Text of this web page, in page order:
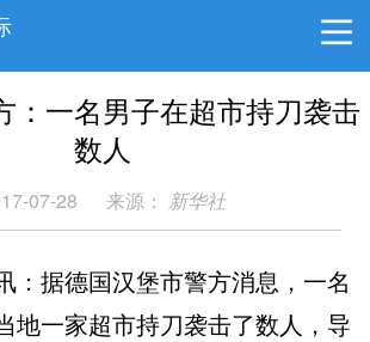
：一名男子在超市持刀袭击
数人
07-28 来源： 新华社
据德国汉堡市警方消息，一名
地一家超市持刀袭击了数人，导